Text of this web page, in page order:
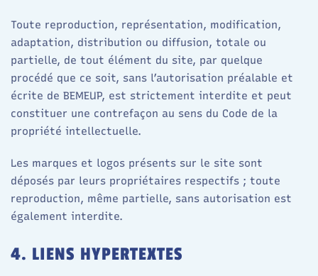
Toute reproduction, représentation, modification,
adaptation, distribution ou diffusion, totale ou
partielle, de tout élément du site, par quelque
procédé que ce soit, sans l’autorisation préalable et
écrite de BEMEUP, est strictement interdite et peut
constituer une contrefaçon au sens du Code de la
propriété intellectuelle.
Les marques et logos présents sur le site sont
déposés par leurs propriétaires respectifs ; toute
reproduction, même partielle, sans autorisation est
également interdite.
4. LIENS HYPERTEXTES